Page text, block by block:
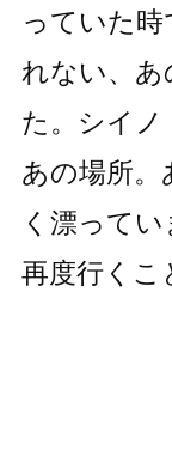
っていた
れない、あ
た。シイ
あの場所。
く漂って
再度行くこ